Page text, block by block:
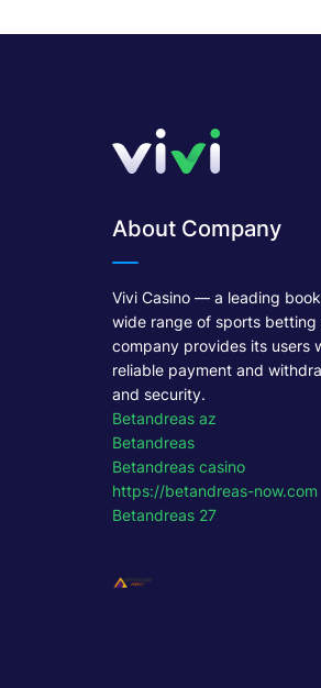
About Company
Vivi Casino — a leading
wide range of sports betting
company provides its users
reliable payment and
and security.
Betandreas az
Betandreas
Betandreas casino
https://betandreas-now.com
Betandreas 27